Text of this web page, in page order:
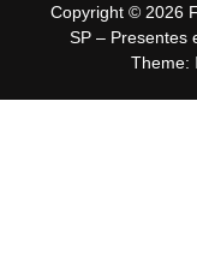
Copyright © 2026
SP – Presentes
Theme: